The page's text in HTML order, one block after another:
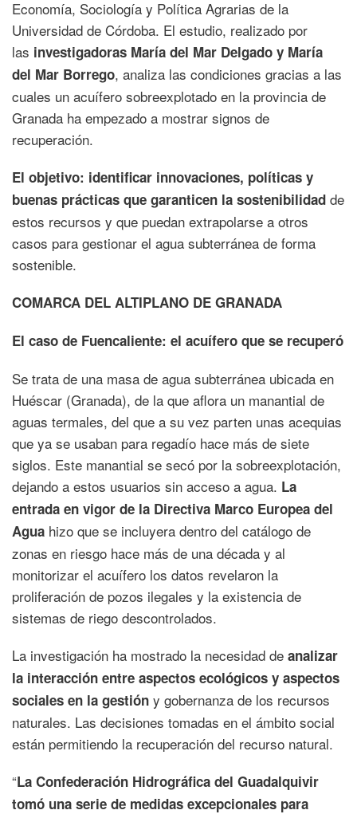
Economía, Sociología y Política Agrarias de la
Universidad de Córdoba. El estudio, realizado por
las investigadoras María del Mar Delgado y María
del Mar Borrego, analiza las condiciones gracias a las
cuales un acuífero sobreexplotado en la provincia de
Granada ha empezado a mostrar signos de
recuperación.
El objetivo: identificar innovaciones, políticas y
buenas prácticas que garanticen la sostenibilidad de
estos recursos y que puedan extrapolarse a otros
casos para gestionar el agua subterránea de forma
sostenible.
COMARCA DEL ALTIPLANO DE GRANADA
El caso de Fuencaliente: el acuífero que se recuperó
Se trata de una masa de agua subterránea ubicada en
Huéscar (Granada), de la que aflora un manantial de
aguas termales, del que a su vez parten unas acequias
que ya se usaban para regadío hace más de siete
siglos. Este manantial se secó por la sobreexplotación,
dejando a estos usuarios sin acceso a agua. La
entrada en vigor de la Directiva Marco Europea del
Agua hizo que se incluyera dentro del catálogo de
zonas en riesgo hace más de una década y al
monitorizar el acuífero los datos revelaron la
proliferación de pozos ilegales y la existencia de
sistemas de riego descontrolados.
La investigación ha mostrado la necesidad de analizar
la interacción entre aspectos ecológicos y aspectos
sociales en la gestión y gobernanza de los recursos
naturales. Las decisiones tomadas en el ámbito social
están permitiendo la recuperación del recurso natural.
“La Confederación Hidrográfica del Guadalquivir
tomó una serie de medidas excepcionales para